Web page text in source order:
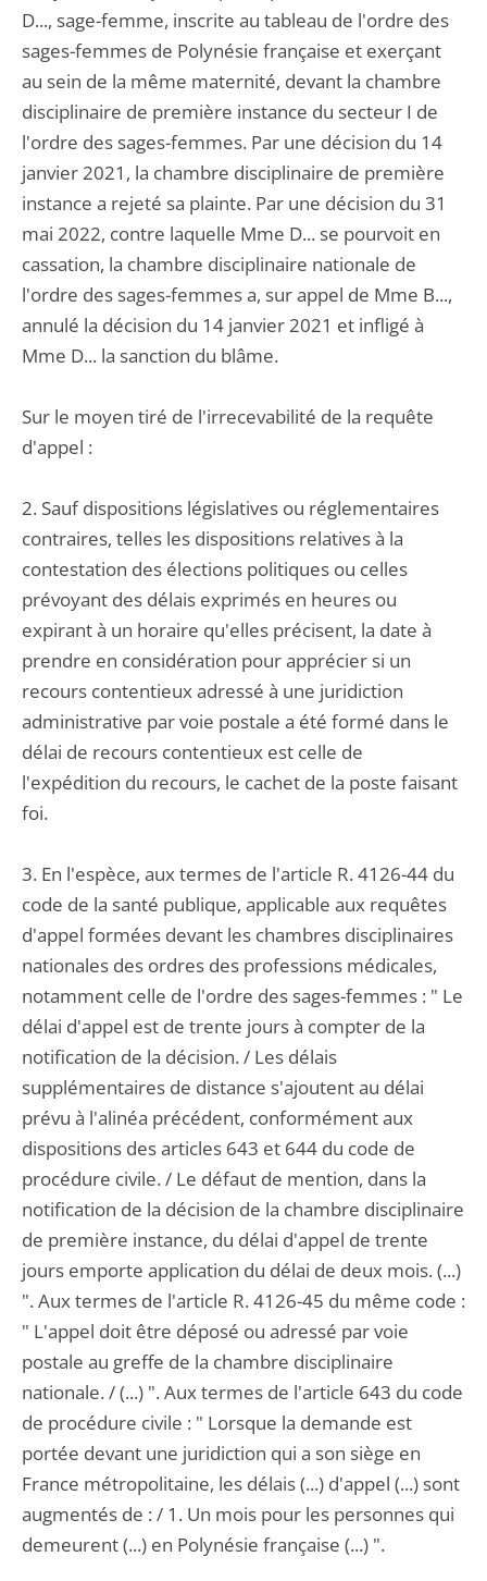
D..., sage-femme, inscrite au tableau de l'ordre des
sages-femmes de Polynésie française et exerçant
au sein de la même maternité, devant la chambre
disciplinaire de première instance du secteur I de
l'ordre des sages-femmes. Par une décision du 14
janvier 2021, la chambre disciplinaire de première
instance a rejeté sa plainte. Par une décision du 31
mai 2022, contre laquelle Mme D... se pourvoit en
cassation, la chambre disciplinaire nationale de
l'ordre des sages-femmes a, sur appel de Mme B...,
annulé la décision du 14 janvier 2021 et infligé à
Mme D... la sanction du blâme.
Sur le moyen tiré de l'irrecevabilité de la requête
d'appel :
2. Sauf dispositions législatives ou réglementaires
contraires, telles les dispositions relatives à la
contestation des élections politiques ou celles
prévoyant des délais exprimés en heures ou
expirant à un horaire qu'elles précisent, la date à
prendre en considération pour apprécier si un
recours contentieux adressé à une juridiction
administrative par voie postale a été formé dans le
délai de recours contentieux est celle de
l'expédition du recours, le cachet de la poste faisant
foi.
3. En l'espèce, aux termes de l'article R. 4126-44 du
code de la santé publique, applicable aux requêtes
d'appel formées devant les chambres disciplinaires
nationales des ordres des professions médicales,
notamment celle de l'ordre des sages-femmes : " Le
délai d'appel est de trente jours à compter de la
notification de la décision. / Les délais
supplémentaires de distance s'ajoutent au délai
prévu à l'alinéa précédent, conformément aux
dispositions des articles 643 et 644 du code de
procédure civile. / Le défaut de mention, dans la
notification de la décision de la chambre disciplinaire
de première instance, du délai d'appel de trente
jours emporte application du délai de deux mois. (...)
". Aux termes de l'article R. 4126-45 du même code :
" L'appel doit être déposé ou adressé par voie
postale au greffe de la chambre disciplinaire
nationale. / (...) ". Aux termes de l'article 643 du code
de procédure civile : " Lorsque la demande est
portée devant une juridiction qui a son siège en
France métropolitaine, les délais (...) d'appel (...) sont
augmentés de : / 1. Un mois pour les personnes qui
demeurent (...) en Polynésie française (...) ".